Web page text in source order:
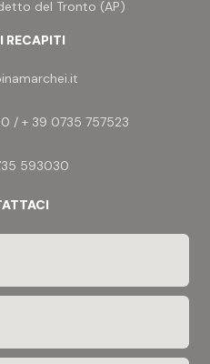
del Tronto (AP)
RECAPITI
/ + 39 0735 757523
593030